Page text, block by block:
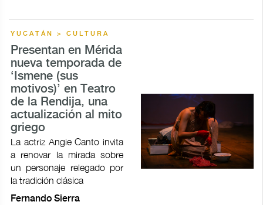
YUCATÁN > CULTURA
Presentan en Mérida
nueva temporada de
‘Ismene (sus
motivos)’ en Teatro
de la Rendija, una
actualización al mito
griego
La actriz Angie Canto invita
a renovar la mirada sobre
un personaje relegado por
la tradición clásica
Fernando Sierra